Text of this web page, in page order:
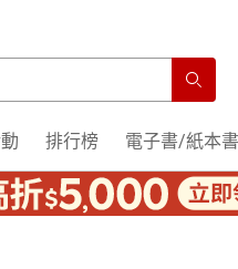
排行榜 電子書/紙本書